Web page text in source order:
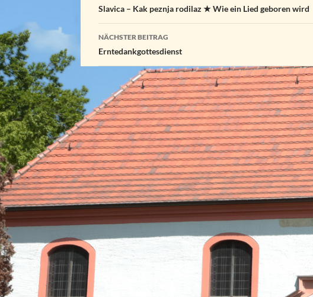
Slavica – Kak peznja rodilaz ★ Wie ein Lied geboren wird
NÄCHSTER BEITRAG
Erntedankgottesdienst